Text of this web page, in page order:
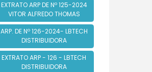
EXTRATO ARP DE Nº 125-2024
VITOR ALFREDO THOMAS
ARP. DE Nº 126-2024- LBTECH
DISTRIBUIDORA
EXTRATO ARP - 126 - LBTECH
DISTRIBUIDORA